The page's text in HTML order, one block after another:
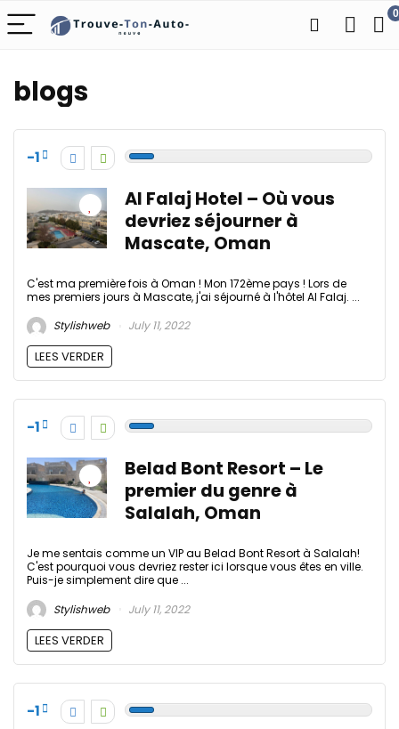
0
blogs
-1
Al Falaj Hotel – Où vous
devriez séjourner à
Mascate, Oman
C'est ma première fois à Oman ! Mon 172ème pays ! Lors de
mes premiers jours à Mascate, j'ai séjourné à l'hôtel Al Falaj. ...
Stylishweb
July 11, 2022
LEES VERDER
-1
Belad Bont Resort – Le
premier du genre à
Salalah, Oman
Je me sentais comme un VIP au Belad Bont Resort à Salalah!
C'est pourquoi vous devriez rester ici lorsque vous êtes en ville.
Puis-je simplement dire que ...
Stylishweb
July 11, 2022
LEES VERDER
-1